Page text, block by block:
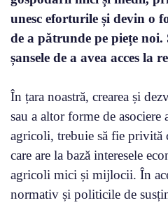
unesc eforturile și devin o
de a pătrunde pe piețe noi.
șansele de a avea acces la
În țara noastră, crearea și
sau a altor forme de
agricoli, trebuie să fie privită
care are la bază interesele
agricoli mici și mijlocii. În
normativ și politicile de